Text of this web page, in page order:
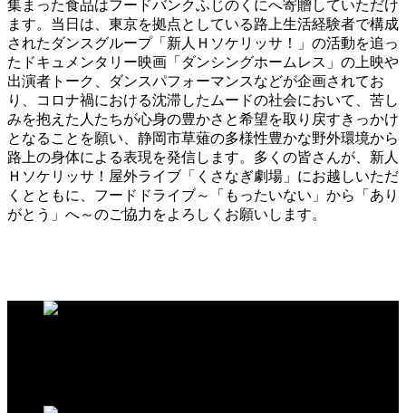
集まった食品はフードバンクふじのくにへ寄贈していただけ
ます。当日は、東京を拠点としている路上生活経験者で構成
されたダンスグループ「新人Ｈソケリッサ！」の活動を追っ
たドキュメンタリー映画「ダンシングホームレス」の上映や
出演者トーク、ダンスパフォーマンスなどが企画されてお
り、コロナ禍における沈滞したムードの社会において、苦し
みを抱えた人たちが心身の豊かさと希望を取り戻すきっかけ
となることを願い、静岡市草薙の多様性豊かな野外環境から
路上の身体による表現を発信します。多くの皆さんが、新人
Ｈソケリッサ！屋外ライブ「くさなぎ劇場」にお越しいただ
くとともに、フードドライブ～「もったいない」から「あり
がとう」へ～のご協力をよろしくお願いします。